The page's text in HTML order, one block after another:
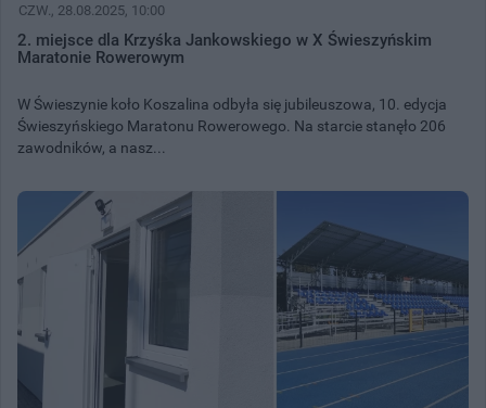
CZW. , 28.08.2025, 10:00
2. miejsce dla Krzyśka Jankowskiego w X Świeszyńskim
Maratonie Rowerowym
W Świeszynie koło Koszalina odbyła się jubileuszowa, 10. edycja
Świeszyńskiego Maratonu Rowerowego. Na starcie stanęło 206
zawodników, a nasz...